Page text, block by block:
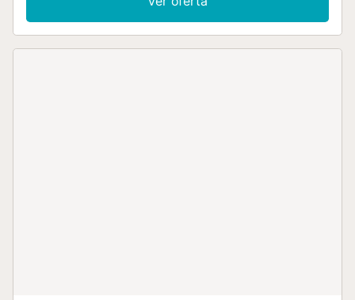
cafetera eléctrica). Baño/WC, WC separado. Ningún tipo
de calefacción. Terraza grande. Muebles de terraza,